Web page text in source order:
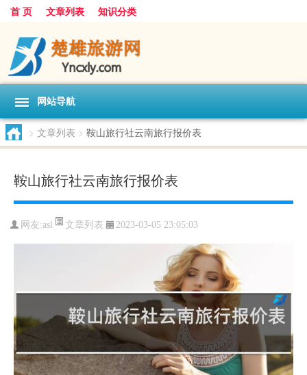
首 页 文章列表 知识分类
网站导航
> 文章列表 > 鞍山旅行社云南旅行报价表
鞍山旅行社云南旅行报价表
网友:asl 文章列表 2023-03-05 23:05:03